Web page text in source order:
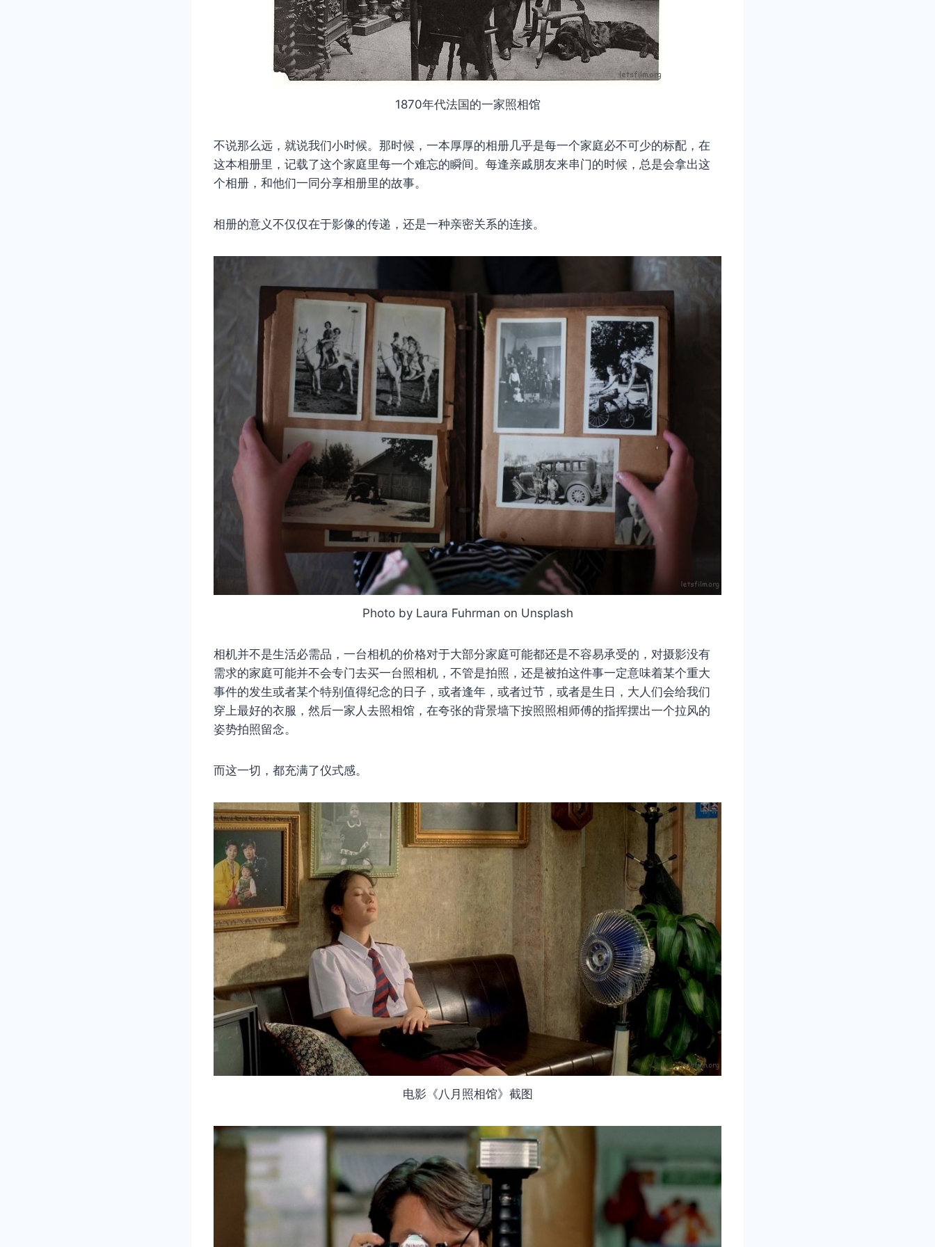
1870年代法国的一家照相馆
不说那么远，就说我们小时候。那时候，一本厚厚的相册几乎是每一个家庭必不可少的标配，在
这本相册里，记载了这个家庭里每一个难忘的瞬间。每逢亲戚朋友来串门的时候，总是会拿出这
个相册，和他们一同分享相册里的故事。
相册的意义不仅仅在于影像的传递，还是一种亲密关系的连接。
Photo by Laura Fuhrman on Unsplash
相机并不是生活必需品，一台相机的价格对于大部分家庭可能都还是不容易承受的，对摄影没有
需求的家庭可能并不会专门去买一台照相机，不管是拍照，还是被拍这件事一定意味着某个重大
事件的发生或者某个特别值得纪念的日子，或者逢年，或者过节，或者是生日，大人们会给我们
穿上最好的衣服，然后一家人去照相馆，在夸张的背景墙下按照照相师傅的指挥摆出一个拉风的
姿势拍照留念。
而这一切，都充满了仪式感。
电影《八月照相馆》截图